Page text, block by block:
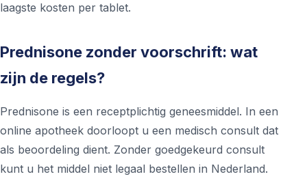
laagste kosten per tablet.
Prednisone zonder voorschrift: wat
zijn de regels?
Prednisone is een receptplichtig geneesmiddel. In een
online apotheek doorloopt u een medisch consult dat
als beoordeling dient. Zonder goedgekeurd consult
kunt u het middel niet legaal bestellen in Nederland.